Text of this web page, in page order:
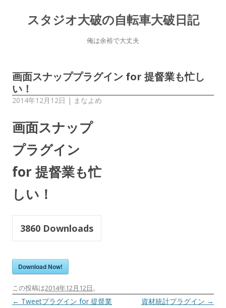
スタジオ大破の自転車大破日記
俺は余裕で大丈夫
画面スナッププラグイン for 提督業も忙し
い！
2014年12月12日 | まなよめ
画面スナップ
プラグイン
for 提督業も忙
しい！
3860 Downloads
Download Now!
この投稿は2014年12月12日。
投稿ナビゲーション
← Tweetプラグイン for 提督業
資材統計プラグイン →